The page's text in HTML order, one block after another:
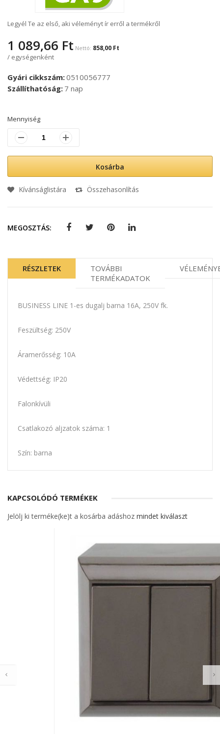
Legyél Te az első, aki véleményt ír erről a termékről
1 089,66 Ft 858,00 Ft
/ egységenként
Gyári cikkszám 0510056777
Szállíthatóság 7 nap
Mennyiség
Kosárba
Kívánságlistára Összehasonlítás
MEGOSZTÁS:
RÉSZLETEK
TOVÁBBI
TERMÉKADATOK
BUSINESS LINE 1-es dugalj barna 16A, 250V fk.
Feszültség: 250V
Áramerősség: 10A
Védettség: IP20
Falonkívüli
Csatlakozó aljzatok száma: 1
Szín: barna
KAPCSOLÓDÓ TERMÉKEK
Jelölj ki terméke(ke)t a kosárba adáshoz mindet kiválaszt